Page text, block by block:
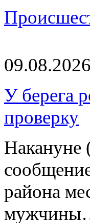
У берега
проверку
Накануне
района